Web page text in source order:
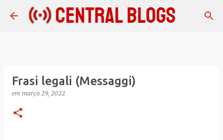
Pular para o conteúdo principal
Frasi legali (Messaggi)
em março 29, 2022